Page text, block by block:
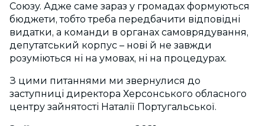
Союзу. Адже саме зараз у громадах формуються
бюджети, тобто треба передбачити відповідні
видатки, а команди в органах самоврядування,
депутатський корпус – нові й не завжди
розуміються ні на умовах, ні на процедурах.
З цими питаннями ми звернулися до
заступниці директора Херсонського обласного
центру зайнятості Наталії Португальської.